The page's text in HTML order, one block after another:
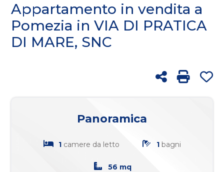
Appartamento in vendita a
Pomezia in VIA DI PRATICA
DI MARE, SNC
Stampa:
Condividi
Panoramica
1 camere da letto 1bagni
56 mq
RICERCA
Comune
Qualsiasi